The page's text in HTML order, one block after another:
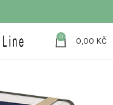
0 0,00 KČ